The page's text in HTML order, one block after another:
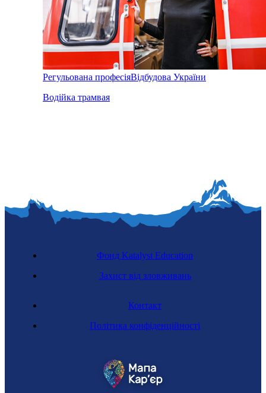
Регульована професіяВідбудова України
Водійка трамвая
Контакт
Політика конфіденційності
Фонд Katalyst Education
Захист від зловживань